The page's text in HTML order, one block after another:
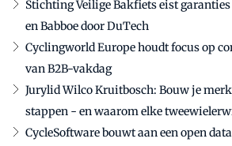
Stichting Veilige Bakfiets eist
en Babboe door DuTech
Cyclingworld Europe houdt focus op
van B2B-vakdag
Jurylid Wilco Kruitbosch: Bouw je
stappen - en waarom elke
CycleSoftware bouwt aan een open